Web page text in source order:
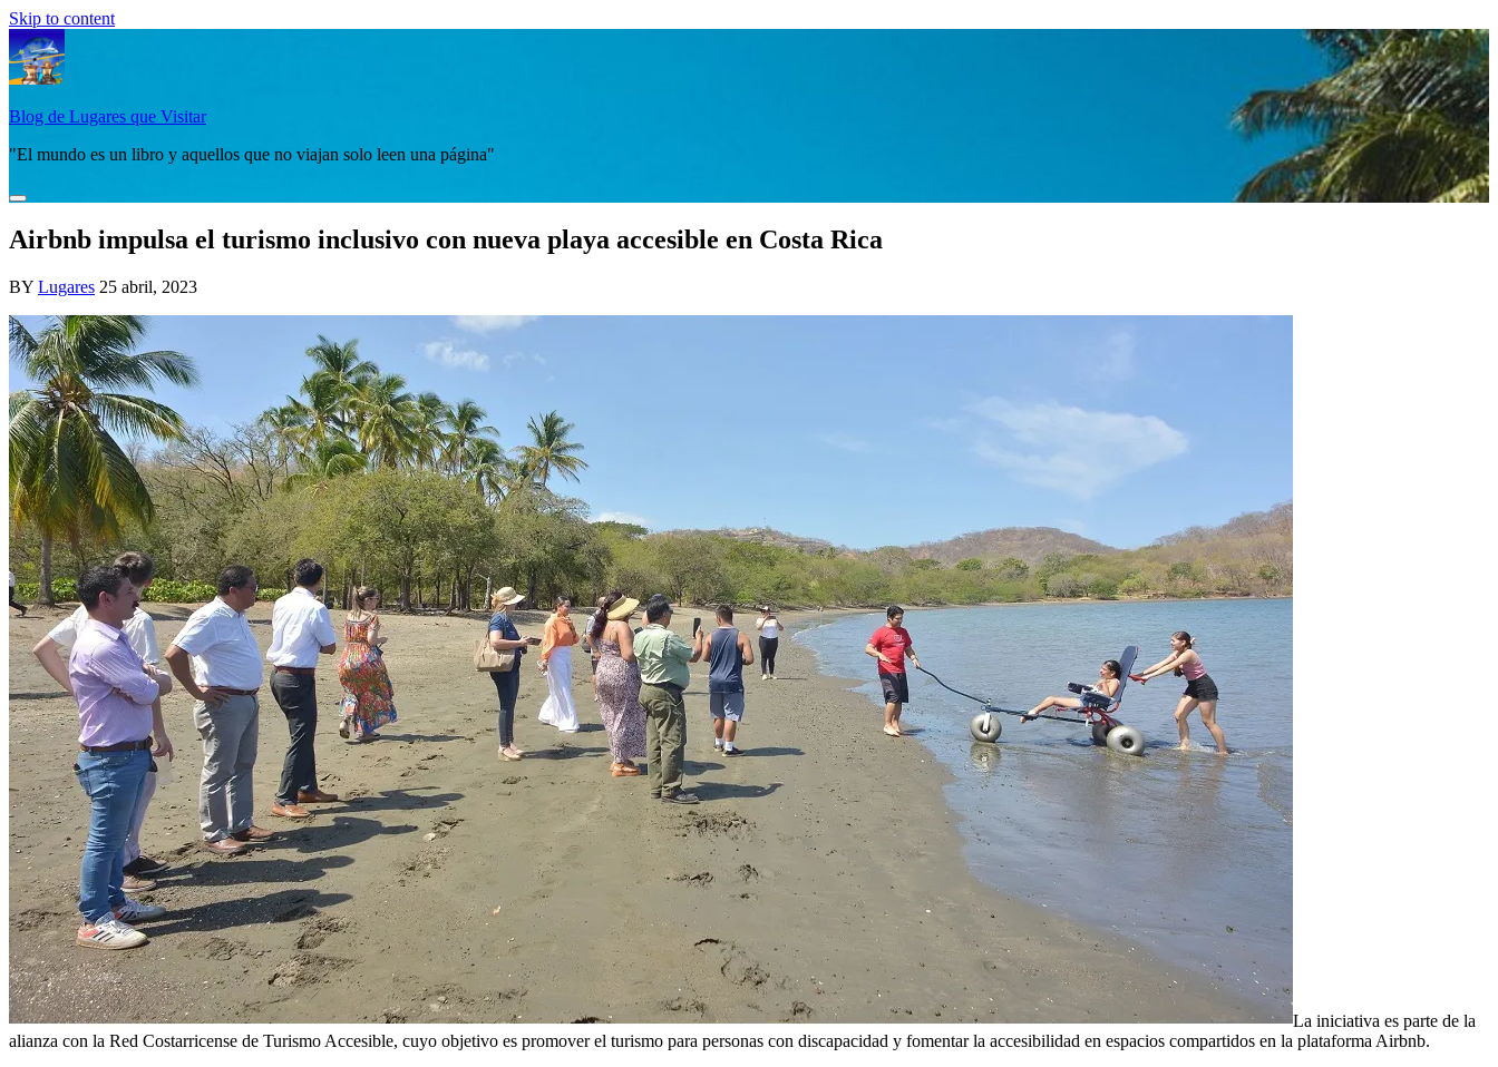
Skip to content
Blog de Lugares que Visitar
"El mundo es un libro y aquellos que no viajan solo leen una página"
Airbnb impulsa el turismo inclusivo con nueva playa accesible en Costa Rica
BY Lugares 25 abril, 2023
La iniciativa es parte de la
alianza con la Red Costarricense de Turismo Accesible, cuyo objetivo es promover el turismo para personas con discapacidad y fomentar la accesibilidad en espacios compartidos en la plataforma Airbnb.